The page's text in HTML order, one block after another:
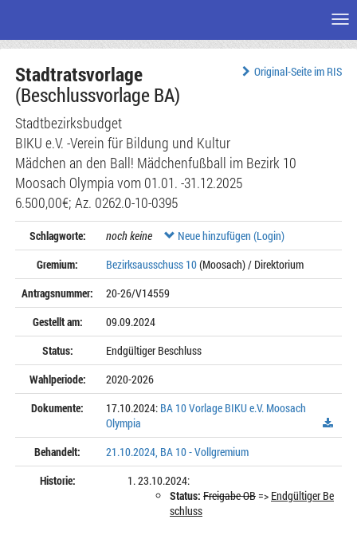
Seiteninhalt
Original-Seite im RIS
Stadtratsvorlage
(Beschlussvorlage BA)
Stadtbezirksbudget
BIKU e.V. -Verein für Bildung und Kultur
Mädchen an den Ball! Mädchenfußball im Bezirk 10
Moosach Olympia vom 01.01. -31.12.2025
6.500,00€; Az. 0262.0-10-0395
Schlagworte: noch keine
Neue hinzufügen (Login)
Gremium:
Bezirksausschuss 10(Moosach) / Direktorium
Antragsnummer:
20-26/V14559
Gestellt am:
09.09.2024
Status:
Endgültiger Beschluss
Wahlperiode:
2020-2026
Dokumente:
17.10.2024: BA 10 Vorlage BIKU e.V. Moosach
Olympia
Behandelt:
21.10.2024, BA 10 - Vollgremium
Historie:
23.10.2024:
Status: Freigabe OB=> Endgültiger Be
schluss